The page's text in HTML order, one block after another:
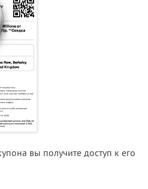
вы получите доступ к его